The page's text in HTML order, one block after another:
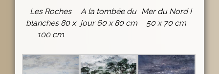
Les Roches
blanches 80 x
100 cm
A la tombée du
jour 60 x 80 cm
Mer du Nord I
50 x 70 cm